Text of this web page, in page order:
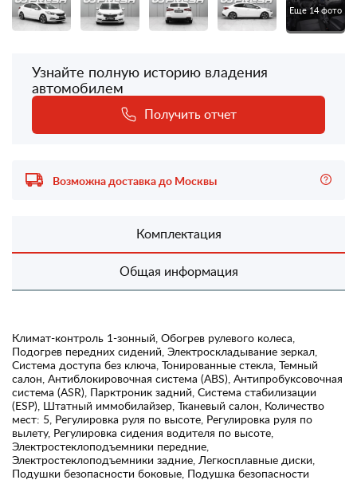
Еще 14 фото
Узнайте полную историю владения
автомобилем
Получить отчет
Возможна доставка до Москвы
Комплектация
Общая информация
Климат-контроль 1-зонный, Обогрев рулевого колеса,
Подогрев передних сидений, Электроскладывание зеркал,
Система доступа без ключа, Тонированные стекла, Темный
салон, Антиблокировочная система (ABS), Антипробуксовочная
система (ASR), Парктроник задний, Система стабилизации
(ESP), Штатный иммобилайзер, Тканевый салон, Количество
мест: 5, Регулировка руля по высоте, Регулировка руля по
вылету, Регулировка сидения водителя по высоте,
Электростеклоподъемники передние,
Электростеклоподъемники задние, Легкосплавные диски,
Подушки безопасности боковые, Подушка безопасности